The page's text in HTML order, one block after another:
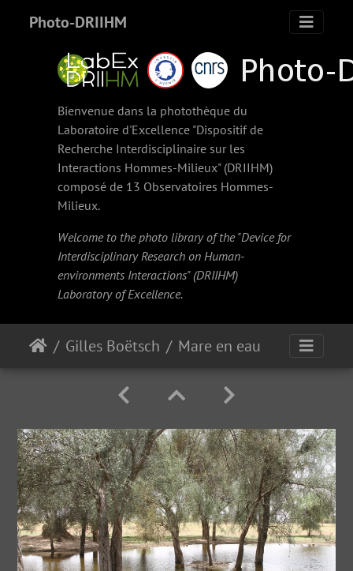
Photo-DRIIHM
Bienvenue dans la photothèque du
Laboratoire d'Excellence "Dispositif de
Recherche Interdisciplinaire sur les
Interactions Hommes-Milieux" (DRIIHM)
composé de 13 Observatoires Hommes-
Milieux.
Welcome to the photo library of the "Device for
Interdisciplinary Research on Human-
environments Interactions" (DRIIHM)
Laboratory of Excellence.
Gilles Boëtsch Mare en eau